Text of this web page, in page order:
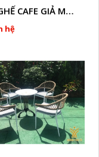
BÀN GHẾ CAFE GIẢ MÂY HTT - LS132
hệ